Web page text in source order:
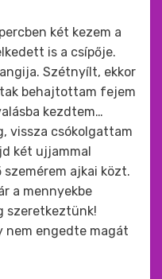
két kezem a
is a csípője.
Szétnyílt, ekkor
behajtottam fejem
kezdtem…
vissza csókolgattam
két ujjammal
ajkai közt.
a mennyekbe
szeretkeztünk!
nem engedte magát